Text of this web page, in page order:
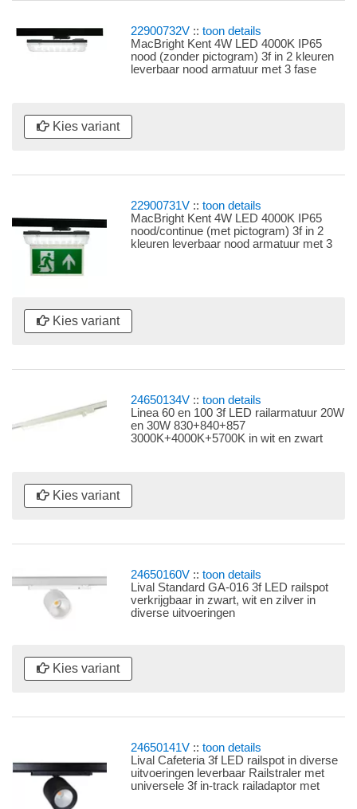
22900732V ::toon details
MacBright Kent 4W LED 4000K IP65
nood (zonder pictogram) 3f in 2 kleuren
leverbaar nood armatuur met 3 fase
Kies variant
22900731V ::toon details
MacBright Kent 4W LED 4000K IP65
nood/continue (met pictogram) 3f in 2
kleuren leverbaar nood armatuur met 3
Kies variant
24650134V ::toon details
Linea 60 en 100 3f LED railarmatuur 20W
en 30W 830+840+857
3000K+4000K+5700K in wit en zwart
Kies variant
24650160V ::toon details
Lival Standard GA-016 3f LED railspot
verkrijgbaar in zwart, wit en zilver in
diverse uitvoeringen
Kies variant
24650141V ::toon details
Lival Cafeteria 3f LED railspot in diverse
uitvoeringen leverbaar Railstraler met
universele 3f in-track railadaptor met